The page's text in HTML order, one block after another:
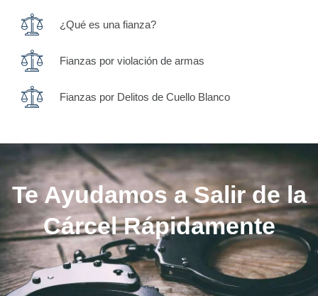
¿Qué es una fianza?
Fianzas por violación de armas
Fianzas por Delitos de Cuello Blanco
Te Ayudamos a Salir de la
Cárcel Rápidamente